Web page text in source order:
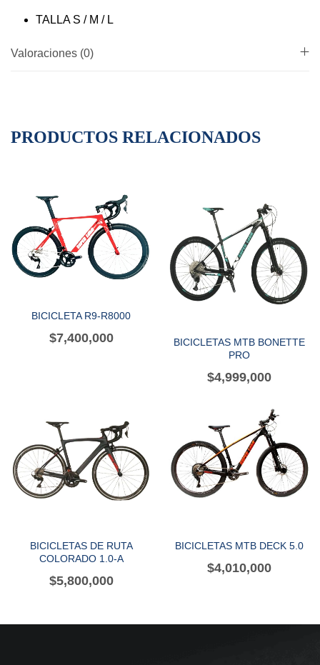
TALLA S / M / L
Valoraciones (0)
PRODUCTOS RELACIONADOS
BICICLETA R9-R8000
$7,400,000
BICICLETAS MTB BONETTE
PRO
$4,999,000
BICICLETAS DE RUTA
COLORADO 1.0-A
$5,800,000
BICICLETAS MTB DECK 5.0
$4,010,000